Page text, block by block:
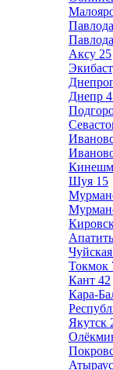
Аксу 25
Днепр
Шуя 15
Токмок
Кант 42
Кара-
Якутск